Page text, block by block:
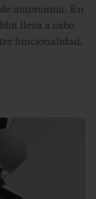
autonomía. En
lleva a cabo
funcionalidad,